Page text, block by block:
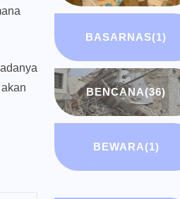
BASARNAS(1)
BENCANA(36)
BEWARA(1)